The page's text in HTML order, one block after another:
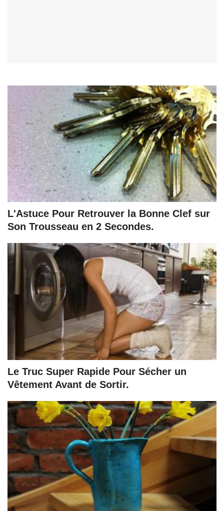
L'Astuce Pour Retrouver la Bonne Clef sur
Son Trousseau en 2 Secondes.
Le Truc Super Rapide Pour Sécher un
Vêtement Avant de Sortir.